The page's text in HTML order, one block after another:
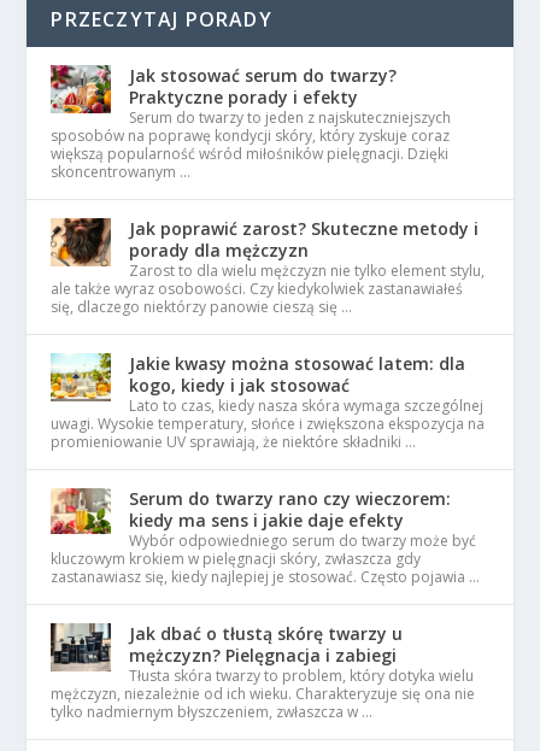
PRZECZYTAJ PORADY
Jak stosować serum do twarzy?
Praktyczne porady i efekty
Serum do twarzy to jeden z najskuteczniejszych
sposobów na poprawę kondycji skóry, który zyskuje coraz
większą popularność wśród miłośników pielęgnacji. Dzięki
skoncentrowanym …
Jak poprawić zarost? Skuteczne metody i
porady dla mężczyzn
Zarost to dla wielu mężczyzn nie tylko element stylu,
ale także wyraz osobowości. Czy kiedykolwiek zastanawiałeś
się, dlaczego niektórzy panowie cieszą się …
Jakie kwasy można stosować latem: dla
kogo, kiedy i jak stosować
Lato to czas, kiedy nasza skóra wymaga szczególnej
uwagi. Wysokie temperatury, słońce i zwiększona ekspozycja na
promieniowanie UV sprawiają, że niektóre składniki …
Serum do twarzy rano czy wieczorem:
kiedy ma sens i jakie daje efekty
Wybór odpowiedniego serum do twarzy może być
kluczowym krokiem w pielęgnacji skóry, zwłaszcza gdy
zastanawiasz się, kiedy najlepiej je stosować. Często pojawia …
Jak dbać o tłustą skórę twarzy u
mężczyzn? Pielęgnacja i zabiegi
Tłusta skóra twarzy to problem, który dotyka wielu
mężczyzn, niezależnie od ich wieku. Charakteryzuje się ona nie
tylko nadmiernym błyszczeniem, zwłaszcza w …